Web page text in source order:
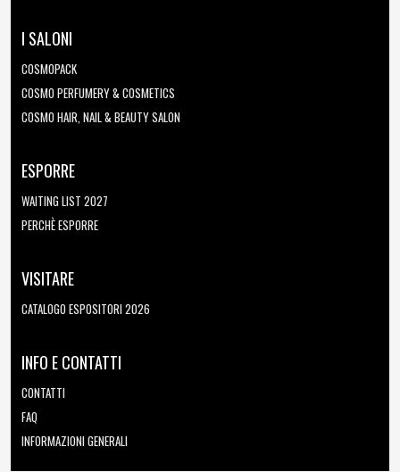
I SALONI
COSMOPACK
COSMO PERFUMERY & COSMETICS
COSMO HAIR, NAIL & BEAUTY SALON
ESPORRE
WAITING LIST 2027
PERCHÈ ESPORRE
VISITARE
CATALOGO ESPOSITORI 2026
INFO E CONTATTI
CONTATTI
FAQ
INFORMAZIONI GENERALI